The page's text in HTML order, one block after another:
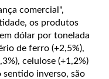
comercial",
os produtos
dólar por tonelada
de ferro (+2,5%),
celulose (+1,2%)
sentido inverso, são